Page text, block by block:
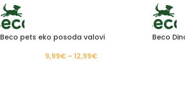
Beco pets eko posoda valovi
9,99€ – 12,99€
Beco